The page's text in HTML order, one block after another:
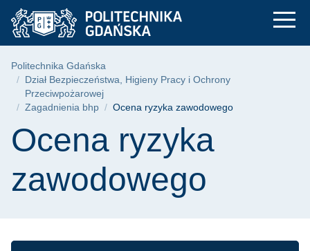
Przejdź
do
menu
Przejdź
do
wyszukiwarki
Przejdź
do
treści
Ocena ryzyka
Ścieżka nawigacyjna
Politechnika Gdańska
Dział Bezpieczeństwa, Higieny Pracy i Ochrony
Przeciwpożarowej
Zagadnienia bhp
Ocena ryzyka zawodowego
Treść strony
Ocena ryzyka
zawodowego